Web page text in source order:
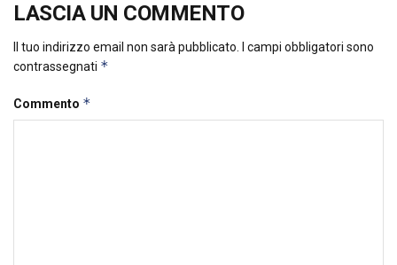
LASCIA UN COMMENTO
Il tuo indirizzo email non sarà pubblicato.
I campi obbligatori sono
contrassegnati *
Commento *